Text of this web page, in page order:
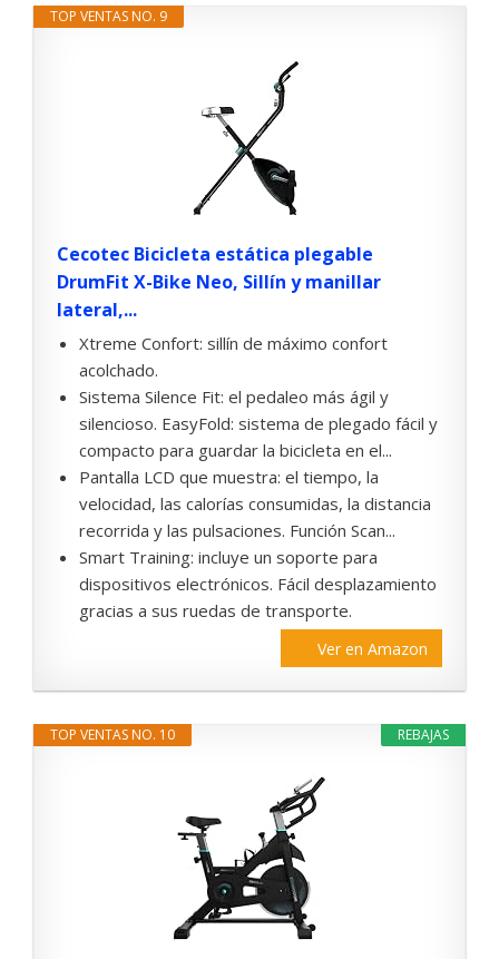
TOP VENTAS NO. 9
Cecotec Bicicleta estática plegable
DrumFit X-Bike Neo, Sillín y manillar
lateral,...
Xtreme Confort: sillín de máximo confort
acolchado.
Sistema Silence Fit: el pedaleo más ágil y
silencioso. EasyFold: sistema de plegado fácil y
compacto para guardar la bicicleta en el...
Pantalla LCD que muestra: el tiempo, la
velocidad, las calorías consumidas, la distancia
recorrida y las pulsaciones. Función Scan...
Smart Training: incluye un soporte para
dispositivos electrónicos. Fácil desplazamiento
gracias a sus ruedas de transporte.
Ver en Amazon
REBAJAS
TOP VENTAS NO. 10